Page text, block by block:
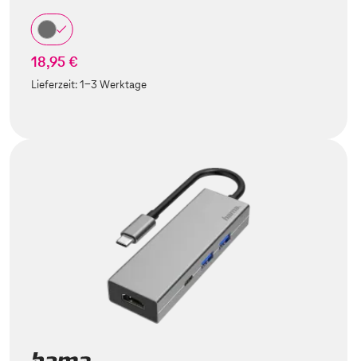
18,95 €
Lieferzeit:1-3 Werktage